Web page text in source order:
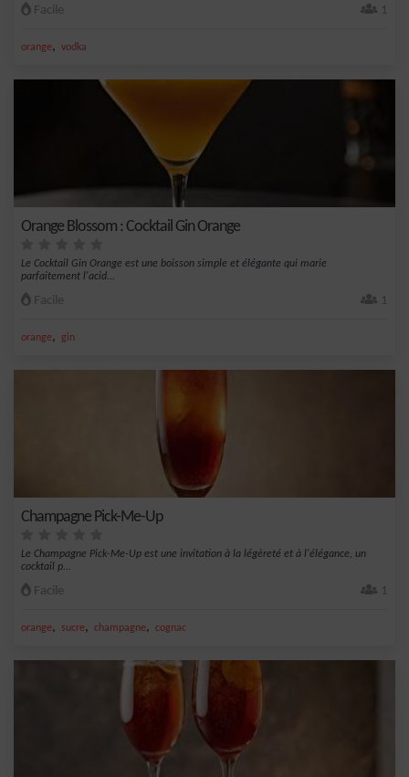
Facile 1
orange, vodka
Orange Blossom : Cocktail Gin Orange
Le Cocktail Gin Orange est une boisson simple et élégante qui marie
parfaitement l'acid...
Facile 1
orange, gin
Champagne Pick-Me-Up
Le Champagne Pick-Me-Up est une invitation à la légèreté et à l'élégance, un
cocktail p...
Facile 1
orange, sucre, champagne, cognac